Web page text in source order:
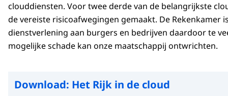
clouddiensten. Voor twee derde van de belangrijkste
de vereiste risicoafwegingen gemaakt. De Rekenkamer
dienstverlening aan burgers en bedrijven daardoor te
mogelijke schade kan onze maatschappij ontwrichten.
Download: Het Rijk in de cloud